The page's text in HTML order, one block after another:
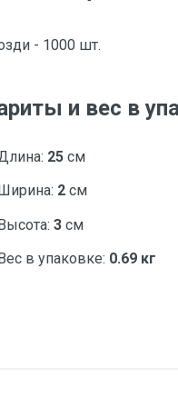
- 1000 шт.
и вес в
25 см
Ширина: 2 см
3 см
в упаковке: 0.69 кг